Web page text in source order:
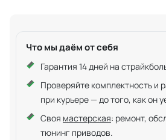
Что мы даём от себя
Гарантия 14 дней на
Проверяйте комплектность и
при курьере — до того, как он
Своя мастерская: ремонт,
тюнинг приводов.